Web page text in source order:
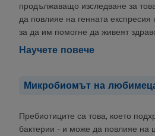
продължаващо изследване за
да повлияе на генната
за да им помогне да живеят
Научете повече
Микробиомът на
Пребиотиците са това, което
бактерии - и може да повлияе на